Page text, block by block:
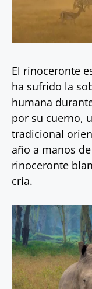
El rinoceronte
ha sufrido la
humana
por su cuerno,
tradicional
año a manos
rinoceronte
cría.